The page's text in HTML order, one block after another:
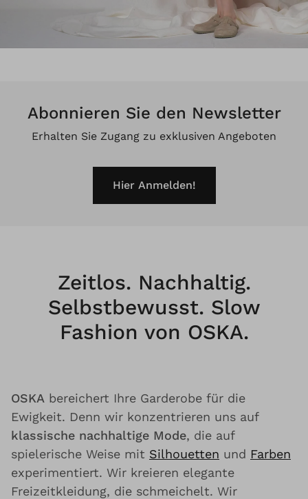
Abonnieren Sie den Newsletter
Erhalten Sie Zugang zu exklusiven Angeboten
Hier Anmelden!
Zeitlos. Nachhaltig.
Selbstbewusst. Slow
Fashion von OSKA.
OSKA bereichert Ihre Garderobe für die
Ewigkeit. Denn wir konzentrieren uns auf
klassische nachhaltige Mode, die auf
spielerische Weise mit Silhouetten und Farben
experimentiert. Wir kreieren elegante
Freizeitkleidung, die schmeichelt. Wir